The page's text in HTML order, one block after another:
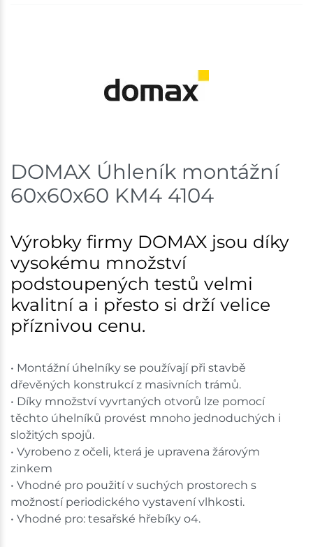
Skladem na prodejně - doručení do 7 dnů
Mohelnice
Skladem na prodejně - doručení do 7 dnů
17 ks
Nové Město
Skladem na prodejně - doručení do 7 dnů
77 ks
Velká Bíteš
Skladem na prodejně - doručení do 7 dnů
40 ks
Ceny na prodejnách se mohou lišit od cen na e-
shopu.
DOMAX Úhleník montážní
60x60x60 KM4 4104
Výrobky firmy DOMAX jsou díky
vysokému množství
podstoupených testů velmi
kvalitní a i přesto si drží velice
příznivou cenu.
• Montážní úhelníky se používají při stavbě
dřevěných konstrukcí z masivních trámů.
• Díky množství vyvrtaných otvorů lze pomocí
těchto úhelníků provést mnoho jednoduchých i
složitých spojů.
• Vyrobeno z očeli, která je upravena žárovým
zinkem
• Vhodné pro použití v suchých prostorech s
možností periodického vystavení vlhkosti.
• Vhodné pro: tesařské hřebíky o4.